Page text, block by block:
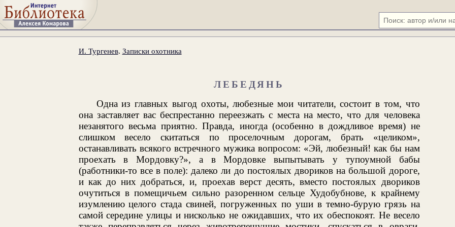
И. Тургенев. Записки охотника
ЛЕБЕДЯНЬ
Одна из главных выгод охоты, любезные мои читатели, состоит в том, что
она заставляет вас беспрестанно переезжать с места на место, что для человека
незанятого весьма приятно. Правда, иногда (особенно в дождливое время) не
слишком весело скитаться по проселочным дорогам, брать «целиком»,
останавливать всякого встречного мужика вопросом: «Эй, любезный! как бы нам
проехать в Мордовку?», а в Мордовке выпытывать у тупоумной бабы
(работники-то все в поле): далеко ли до постоялых двориков на большой дороге,
и как до них добраться, и, проехав верст десять, вместо постоялых двориков
очутиться в помещичьем сильно разоренном сельце Худобубнове, к крайнему
изумлению целого стада свиней, погруженных по уши в темно-бурую грязь на
самой середине улицы и нисколько не ожидавших, что их обеспокоят. Не весело